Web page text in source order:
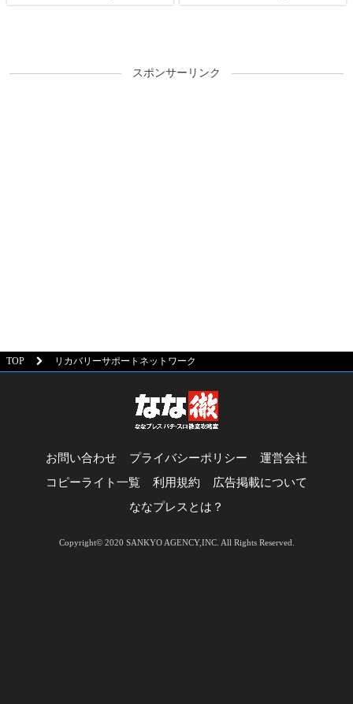
スポンサーリンク
TOP リカバリーサポートネットワーク
お問い合わせ プライバシーポリシー
運営会社
コピーライト一覧
利用規約
広告掲載について
ななプレスとは？
Copyright© 2020 SANKYO AGENCY,INC. All Rights Reserved.